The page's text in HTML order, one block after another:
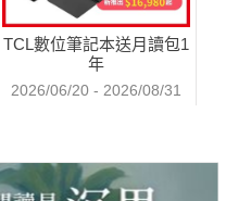
TCL數位筆記本送月讀包1
年
2026/06/20 - 2026/08/31